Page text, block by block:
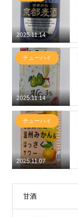
2025.11.14
2025.11.14
チューハイ
2025.11.07
チューハイ
甘酒